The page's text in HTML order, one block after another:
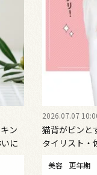
ン
に
2026.07.07
猫背がピンと
タイリスト・
美容 更年期